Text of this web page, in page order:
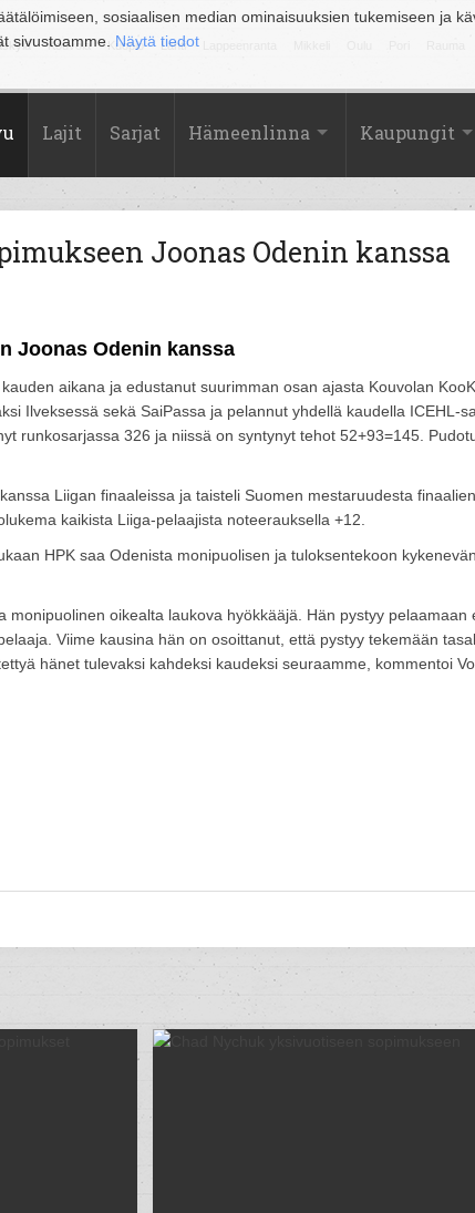
sosiaalisen median ominaisuuksien tukemiseen ja
sivustoamme. Näytä tiedot
Kouvola Kuopio Lahti
Lajit Sarjat Hämeenlinna Kaupungit
Joonas Odenin kanssa
Joonas Odenin kanssa
aikana ja edustanut suurimman osan ajasta Kouvolan
Ilveksessä sekä SaiPassa ja pelannut yhdellä kaudella ICEHL-
runkosarjassa 326 ja niissä on syntynyt tehot 52+93=145.
Liigan finaaleissa ja taisteli Suomen mestaruudesta
kaikista Liiga-pelaajista noteerauksella +12.
HPK saa Odenista monipuolisen ja tuloksentekoon
monipuolinen oikealta laukova hyökkääjä. Hän pystyy pelaamaan
Viime kausina hän on osoittanut, että pystyy tekemään
hänet tulevaksi kahdeksi kaudeksi seuraamme, kommentoi